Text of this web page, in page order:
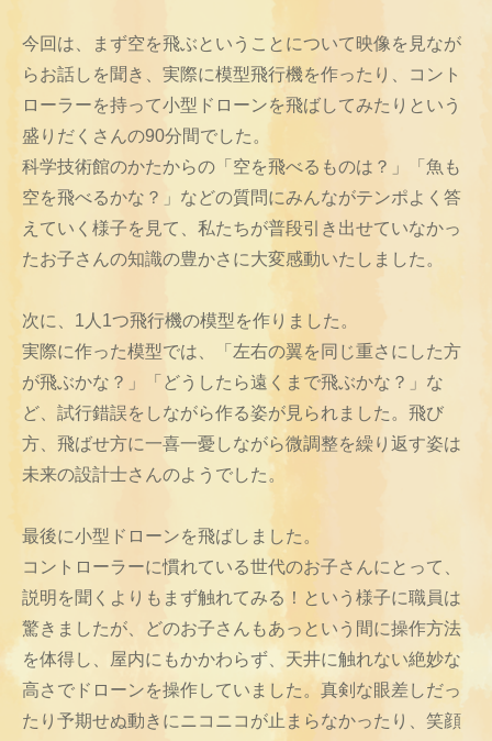
今回は、まず空を飛ぶということについて映像を見なが
らお話しを聞き、実際に模型飛行機を作ったり、コント
ローラーを持って小型ドローンを飛ばしてみたりという
盛りだくさんの90分間でした。
科学技術館のかたからの「空を飛べるものは？」「魚も
空を飛べるかな？」などの質問にみんながテンポよく答
えていく様子を見て、私たちが普段引き出せていなかっ
たお子さんの知識の豊かさに大変感動いたしました。
次に、1人1つ飛行機の模型を作りました。
実際に作った模型では、「左右の翼を同じ重さにした方
が飛ぶかな？」「どうしたら遠くまで飛ぶかな？」な
ど、試行錯誤をしながら作る姿が見られました。飛び
方、飛ばせ方に一喜一憂しながら微調整を繰り返す姿は
未来の設計士さんのようでした。
最後に小型ドローンを飛ばしました。
コントローラーに慣れている世代のお子さんにとって、
説明を聞くよりもまず触れてみる！という様子に職員は
驚きましたが、どのお子さんもあっという間に操作方法
を体得し、屋内にもかかわらず、天井に触れない絶妙な
高さでドローンを操作していました。真剣な眼差しだっ
たり予期せぬ動きにニコニコが止まらなかったり、笑顔